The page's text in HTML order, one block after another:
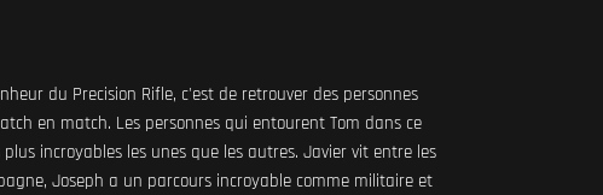
du Precision Rifle, c'est de retrouver des personnes
en match. Les personnes qui entourent Tom dans ce
incroyables les unes que les autres. Javier vit entre les
Joseph a un parcours incroyable comme militaire et